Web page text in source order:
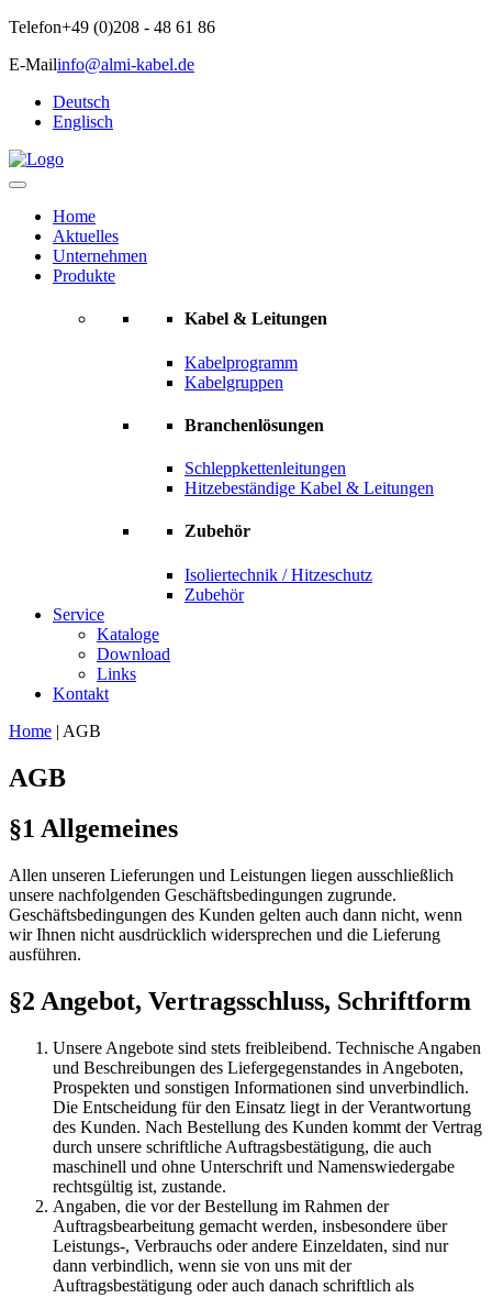
Telefon+49 (0)208 - 48 61 86
E-Mailinfo@almi-kabel.de
Deutsch
Englisch
Home
Aktuelles
Unternehmen
Produkte
Kabel & Leitungen
Kabelprogramm
Kabelgruppen
Branchenlösungen
Schleppkettenleitungen
Hitzebeständige Kabel & Leitungen
Zubehör
Isoliertechnik / Hitzeschutz
Zubehör
Service
Kataloge
Download
Links
Kontakt
Home | AGB
AGB
§1 Allgemeines
Allen unseren Lieferungen und Leistungen liegen ausschließlich
unsere nachfolgenden Geschäftsbedingungen zugrunde.
Geschäftsbedingungen des Kunden gelten auch dann nicht, wenn
wir Ihnen nicht ausdrücklich widersprechen und die Lieferung
ausführen.
§2 Angebot, Vertragsschluss, Schriftform
Unsere Angebote sind stets freibleibend. Technische Angaben
und Beschreibungen des Liefergegenstandes in Angeboten,
Prospekten und sonstigen Informationen sind unverbindlich.
Die Entscheidung für den Einsatz liegt in der Verantwortung
des Kunden. Nach Bestellung des Kunden kommt der Vertrag
durch unsere schriftliche Auftragsbestätigung, die auch
maschinell und ohne Unterschrift und Namenswiedergabe
rechtsgültig ist, zustande.
Angaben, die vor der Bestellung im Rahmen der
Auftragsbearbeitung gemacht werden, insbesondere über
Leistungs-, Verbrauchs oder andere Einzeldaten, sind nur
dann verbindlich, wenn sie von uns mit der
Auftragsbestätigung oder auch danach schriftlich als